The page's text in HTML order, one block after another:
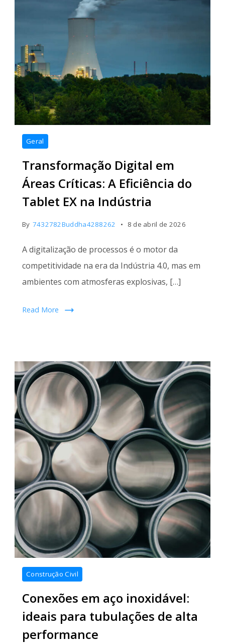
Transformação
Digital
em
Áreas
Geral
Transformação Digital em
Áreas Críticas: A Eficiência do
Tablet EX na Indústria
By 7432782Buddha4288262 8 de abril de 2026
A digitalização de processos é o motor da
competitividade na era da Indústria 4.0, mas em
ambientes com atmosferas explosivas, […]
Read More
Conexões
em
aço
inoxidável
Construção Civil
Conexões em aço inoxidável:
ideais para tubulações de alta
performance